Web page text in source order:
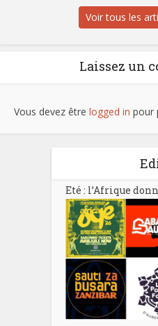
Voir tous les
Laissez un
Vous devez être logged in pour
Eté : l’Afrique